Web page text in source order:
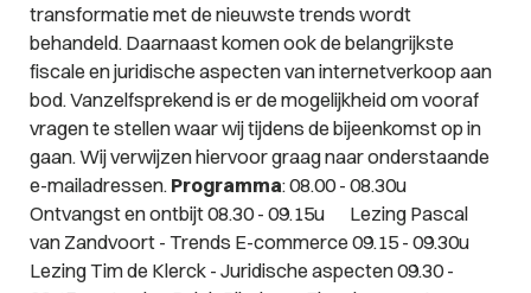
transformatie met de nieuwste trends wordt
behandeld. Daarnaast komen ook de belangrijkste
fiscale en juridische aspecten van internetverkoop aan
bod. Vanzelfsprekend is er de mogelijkheid om vooraf
vragen te stellen waar wij tijdens de bijeenkomst op in
gaan. Wij verwijzen hiervoor graag naar onderstaande
e-mailadressen. Programma: 08.00 - 08.30u
Ontvangst en ontbijt 08.30 - 09.15u Lezing Pascal
van Zandvoort - Trends E-commerce 09.15 - 09.30u
Lezing Tim de Klerck - Juridische aspecten09.30 -